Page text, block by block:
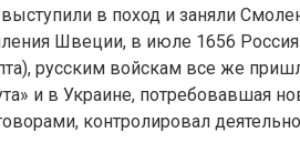
в поход и заняли
Швеции, в июле 1656
русским войскам все же
и в Украине, потребовавшая
контролировал